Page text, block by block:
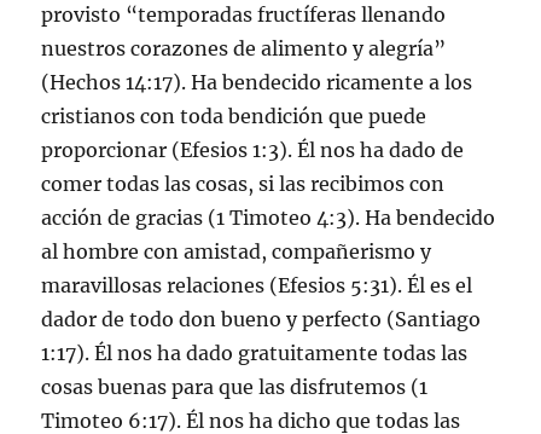
provisto “temporadas fructíferas llenando
nuestros corazones de alimento y alegría”
(Hechos 14:17). Ha bendecido ricamente a los
cristianos con toda bendición que puede
proporcionar (Efesios 1:3). Él nos ha dado de
comer todas las cosas, si las recibimos con
acción de gracias (1 Timoteo 4:3). Ha bendecido
al hombre con amistad, compañerismo y
maravillosas relaciones (Efesios 5:31). Él es el
dador de todo don bueno y perfecto (Santiago
1:17). Él nos ha dado gratuitamente todas las
cosas buenas para que las disfrutemos (1
Timoteo 6:17). Él nos ha dicho que todas las